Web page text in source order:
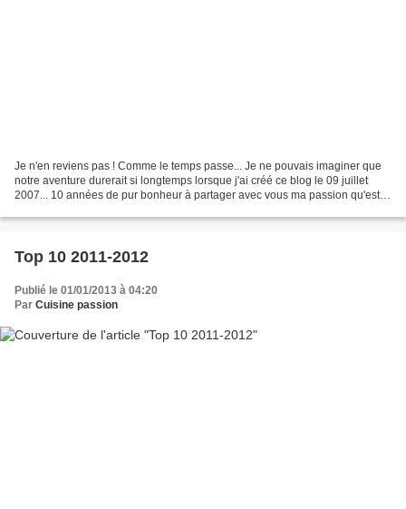
Je n'en reviens pas ! Comme le temps passe... Je ne pouvais imaginer que
notre aventure durerait si longtemps lorsque j'ai créé ce blog le 09 juillet
2007... 10 années de pur bonheur à partager avec vous ma passion qu'est la
Top 10 2011-2012
Publié le 01/01/2013 à 04:20
Par Cuisine passion